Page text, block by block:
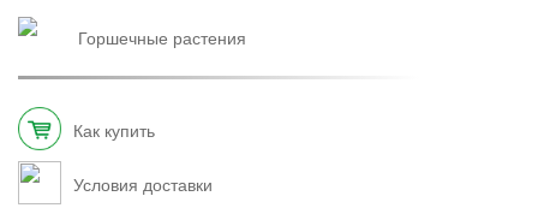
горшечные растения
Как купить
Условия доставки